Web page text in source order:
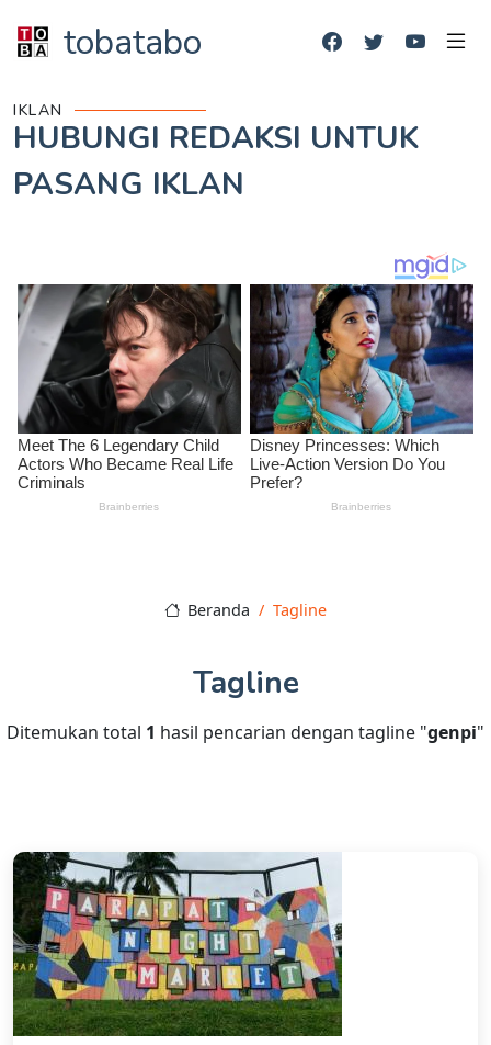
tobatabo
IKLAN
HUBUNGI REDAKSI UNTUK
PASANG IKLAN
Beranda Tagline
Tagline
Ditemukan total 1 hasil pencarian dengan tagline "genpi"